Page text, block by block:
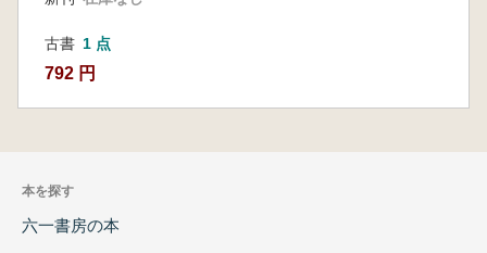
古書 1 点
792 円
本を探す
六一書房の本